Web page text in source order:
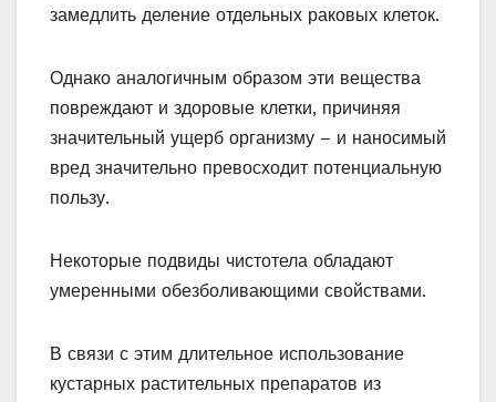
замедлить деление отдельных раковых клеток.
Однако аналогичным образом эти вещества
повреждают и здоровые клетки, причиняя
значительный ущерб организму – и наносимый
вред значительно превосходит потенциальную
пользу.
Некоторые подвиды чистотела обладают
умеренными обезболивающими свойствами.
В связи с этим длительное использование
кустарных растительных препаратов из